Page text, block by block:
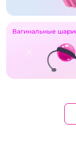
Вагинальные